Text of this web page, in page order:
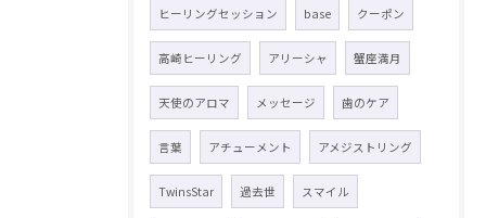
ヒーリングセッション base クーポン
高崎ヒーリング アリーシャ 蟹座満月
天使のアロマ メッセージ 歯のケア
言葉 アチューメント アメジストリング
TwinsStar 過去世 スマイル